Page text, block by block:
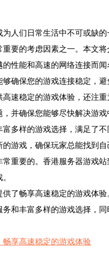
人们日常生活中不可或缺
要的考虑因素之一。本文
性能和高速的网络连接而
够确保您的游戏连接稳定，
速稳定的游戏体验，还注
并确保您能够尽快解决游
多样的游戏选择，满足了
的游戏，确保玩家总能找到
重要的。香港服务器游戏
了畅享高速稳定的游戏体
和丰富多样的游戏选择，
享高速稳定的游戏体验